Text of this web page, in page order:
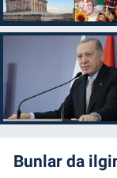
Bunlar da